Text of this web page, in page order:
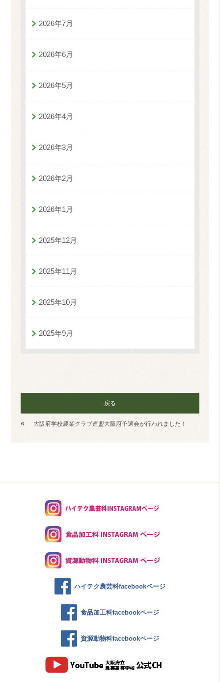
2026年7月
2026年6月
2026年5月
2026年4月
2026年3月
2026年2月
2026年1月
2025年12月
2025年11月
2025年10月
2025年9月
戻る
« 大阪府学校農業クラブ連盟大阪府予選会が行われました！
ハイテク農芸科facebookページ
食品加工科facebookページ
資源動物科facebookページ